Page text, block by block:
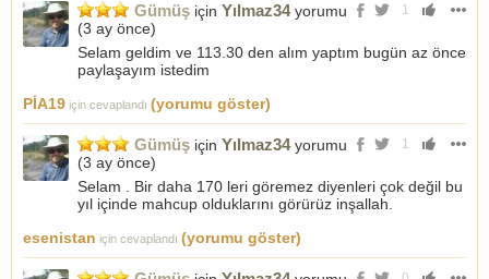
1
Gümüş için Yılmaz34yorumu
(3 ay önce)
Selam geldim ve 113.30 den alım yaptım bugün az önce
paylaşayım istedim
PİA19 için cevaplandı (yorumu göster)
1
Gümüş için Yılmaz34yorumu
(3 ay önce)
Selam . Bir daha 170 leri göremez diyenleri çok değil bu
yıl içinde mahcup olduklarını görürüz inşallah.
esenistan için cevaplandı (yorumu göster)